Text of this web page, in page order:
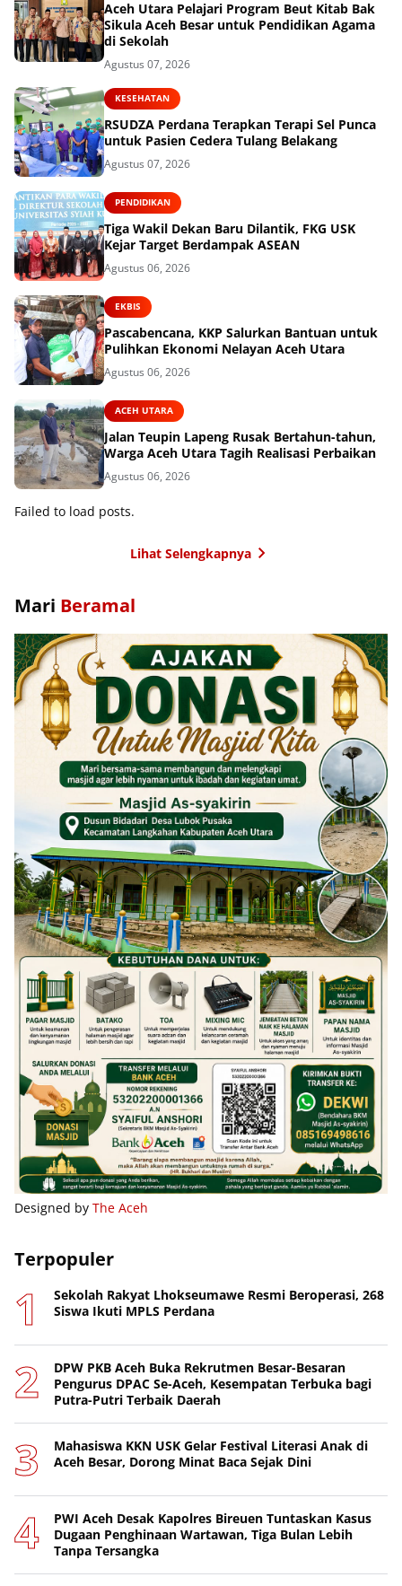
Aceh Utara Pelajari Program Beut Kitab Bak
Sikula Aceh Besar untuk Pendidikan Agama
di Sekolah
Agustus 07, 2026
KESEHATAN
RSUDZA Perdana Terapkan Terapi Sel Punca
untuk Pasien Cedera Tulang Belakang
Agustus 07, 2026
PENDIDIKAN
Tiga Wakil Dekan Baru Dilantik, FKG USK
Kejar Target Berdampak ASEAN
Agustus 06, 2026
EKBIS
Pascabencana, KKP Salurkan Bantuan untuk
Pulihkan Ekonomi Nelayan Aceh Utara
Agustus 06, 2026
ACEH UTARA
Jalan Teupin Lapeng Rusak Bertahun-tahun,
Warga Aceh Utara Tagih Realisasi Perbaikan
Agustus 06, 2026
Failed to load posts.
Lihat Selengkapnya
Mari Beramal
Designed by The Aceh
Terpopuler
Sekolah Rakyat Lhokseumawe Resmi Beroperasi, 268
Siswa Ikuti MPLS Perdana
DPW PKB Aceh Buka Rekrutmen Besar-Besaran
Pengurus DPAC Se-Aceh, Kesempatan Terbuka bagi
Putra-Putri Terbaik Daerah
Mahasiswa KKN USK Gelar Festival Literasi Anak di
Aceh Besar, Dorong Minat Baca Sejak Dini
PWI Aceh Desak Kapolres Bireuen Tuntaskan Kasus
Dugaan Penghinaan Wartawan, Tiga Bulan Lebih
Tanpa Tersangka